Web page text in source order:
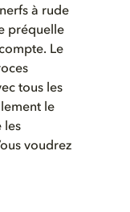
à rude
préquelle
Le
tous les
le
les
voudrez